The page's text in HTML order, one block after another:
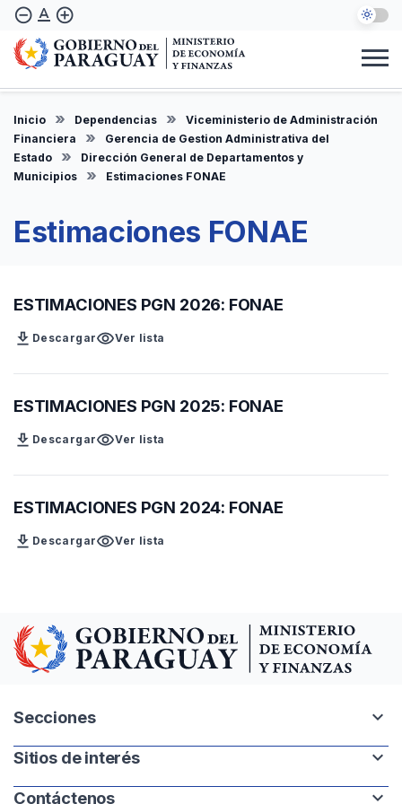
Pasar
contenido
principal
remove_circle_outline text_format add_circle_outline
ES
Inicio Dependencias
Viceministerio de Administración
Financiera
Gerencia de Gestion Administrativa del
Estado
Dirección General de Departamentos y
Municipios
Estimaciones FONAE
Estimaciones FONAE
ESTIMACIONES PGN 2026: FONAE
download DescargarvisibilityVer lista
ESTIMACIONES PGN 2025: FONAE
download DescargarvisibilityVer lista
ESTIMACIONES PGN 2024: FONAE
download DescargarvisibilityVer lista
Secciones expand_more
Intranet
Mapa del sitio
Sitios de interés expand_more
Paraguay.gov.py
Contáctenos expand_more